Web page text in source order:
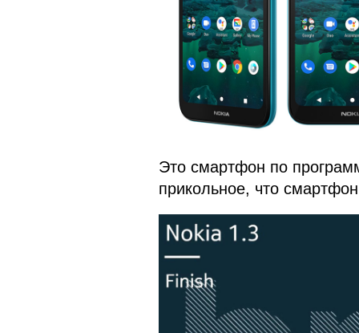
Это смартфон по
прикольное, что